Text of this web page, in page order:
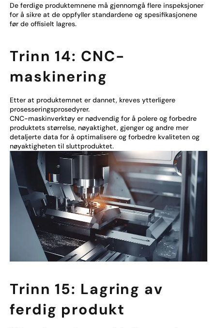
De ferdige produktemnene må gjennomgå flere inspeksjoner
for å sikre at de oppfyller standardene og spesifikasjonene
før de offisielt lagres.
Trinn 14: CNC-
maskinering
Etter at produktemnet er dannet, kreves ytterligere
prosesseringsprosedyrer.
CNC-maskinverktøy er nødvendig for å polere og forbedre
produktets størrelse, nøyaktighet, gjenger og andre mer
detaljerte data for å optimalisere og forbedre kvaliteten og
nøyaktigheten til sluttproduktet.
Trinn 15: Lagring av
ferdig produkt